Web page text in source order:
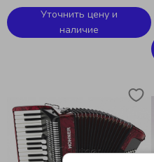
Уточнить цену и
наличие